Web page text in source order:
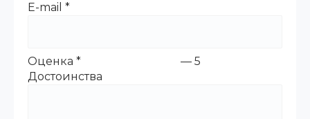
E-mail *
Оценка * — 5
Достоинства